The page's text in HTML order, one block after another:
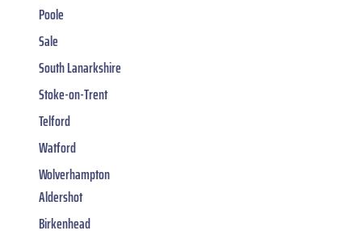
Poole
Sale
South Lanarkshire
Stoke-on-Trent
Telford
Watford
Wolverhampton
Aldershot
Birkenhead